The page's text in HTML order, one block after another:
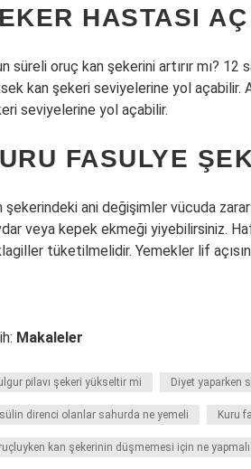
HASTASI
süreli oruç kan şekerini artırır mı? 12
kan şekeri seviyelerine yol açabilir.
seviyelerine yol açabilir.
FASULYE
şekerindeki ani değişimler vücuda
veya kepek ekmeği yiyebilirsiniz.
tüketilmelidir. Yemekler lif
Makaleler
pilavı şekeri yükseltir mi Diyet yaparken
direnci olanlar sahurda ne yemeli Kuru
kan şekerinin düşmemesi için ne yapmalı